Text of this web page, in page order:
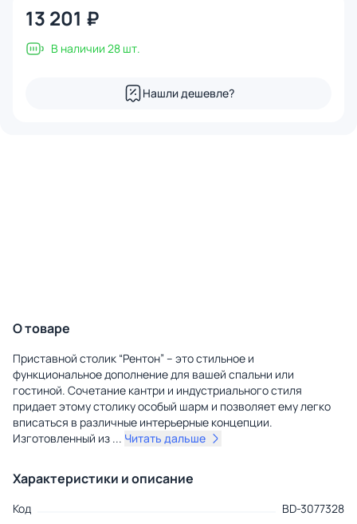
13 201 ₽
В наличии 28 шт.
Нашли дешевле?
О товаре
Приставной столик “Рентон” – это стильное и
функциональное дополнение для вашей спальни или
гостиной. Сочетание кантри и индустриального стиля
придает этому столику особый шарм и позволяет ему легко
вписаться в различные интерьерные концепции.
Изготовленный из ... Читать дальше
Характеристики и описание
Код
BD-3077328